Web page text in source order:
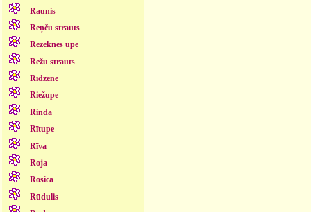
Raunis
Reņču strauts
Rēzeknes upe
Režu strauts
Rīdzene
Riežupe
Rinda
Rītupe
Rīva
Roja
Rosica
Rūdulis